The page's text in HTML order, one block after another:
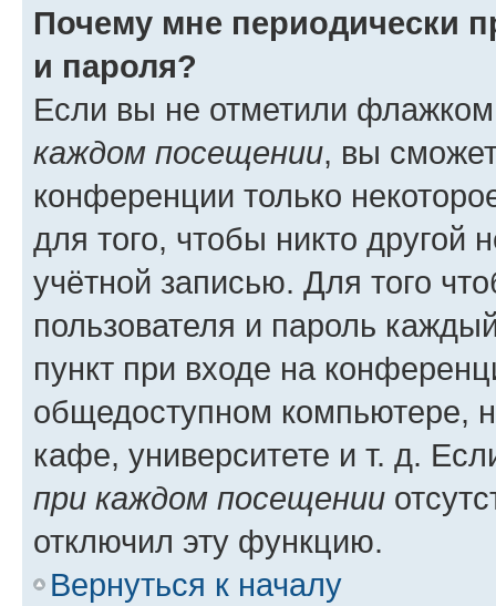
Почему мне периодически
и пароля?
Если вы не отметили
каждом посещении, вы
конференции только
для того, чтобы никто другой
учётной записью. Для того
пользователя и пароль
пункт при входе на
общедоступном компьютере,
кафе, университете и т. д.
при каждом посещении
отключил эту функцию.
Вернуться к началу